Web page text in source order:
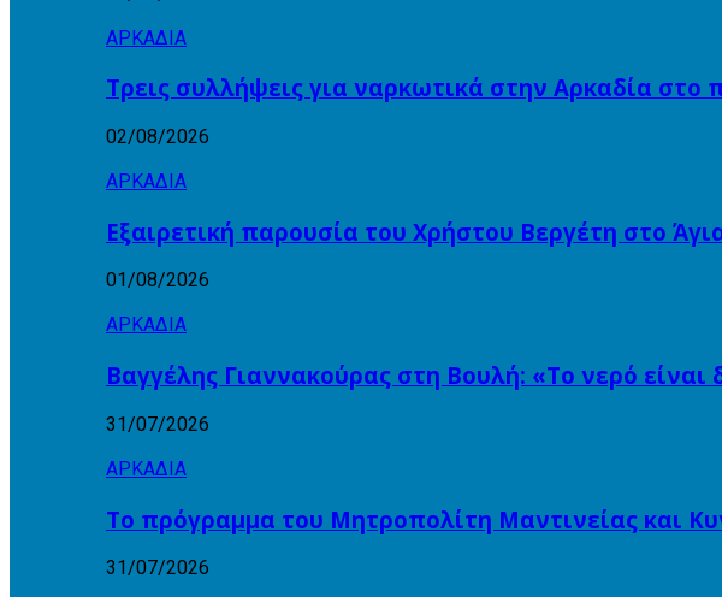
ΑΡΚΑΔΙΑ
Τρεις συλλήψεις για ναρκωτικά στην Αρκαδία στο
02/08/2026
ΑΡΚΑΔΙΑ
Εξαιρετική παρουσία του Χρήστου Βεργέτη στο
01/08/2026
ΑΡΚΑΔΙΑ
Βαγγέλης Γιαννακούρας στη Βουλή: «Το νερό είναι
31/07/2026
ΑΡΚΑΔΙΑ
Το πρόγραμμα του Μητροπολίτη Μαντινείας και
31/07/2026